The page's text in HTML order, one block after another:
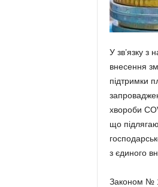
У зв’язку з
внесення
підтримки
хвороби
що
з єдиного
Законом №